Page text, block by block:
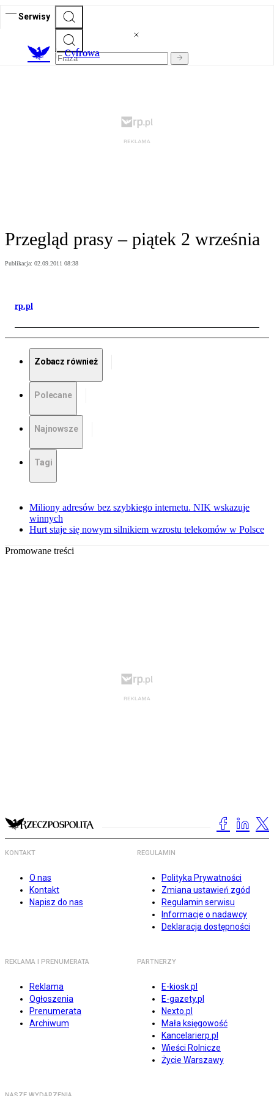
Serwisy
Cyfrowa
Przegląd prasy – piątek 2 września
Publikacja: 02.09.2011 08:38
rp.pl
Zobacz również
Polecane
Najnowsze
Tagi
Miliony adresów bez szybkiego internetu. NIK wskazuje
winnych
Hurt staje się nowym silnikiem wzrostu telekomów w Polsce
Promowane treści
KONTAKT
O nas
Kontakt
Napisz do nas
REGULAMIN
Polityka Prywatności
Zmiana ustawień zgód
Regulamin serwisu
Informacje o nadawcy
Deklaracja dostępności
REKLAMA I PRENUMERATA
Reklama
Ogłoszenia
Prenumerata
Archiwum
PARTNERZY
E-kiosk.pl
E-gazety.pl
Nexto.pl
Mała księgowość
Kancelarierp.pl
Wieści Rolnicze
Życie Warszawy